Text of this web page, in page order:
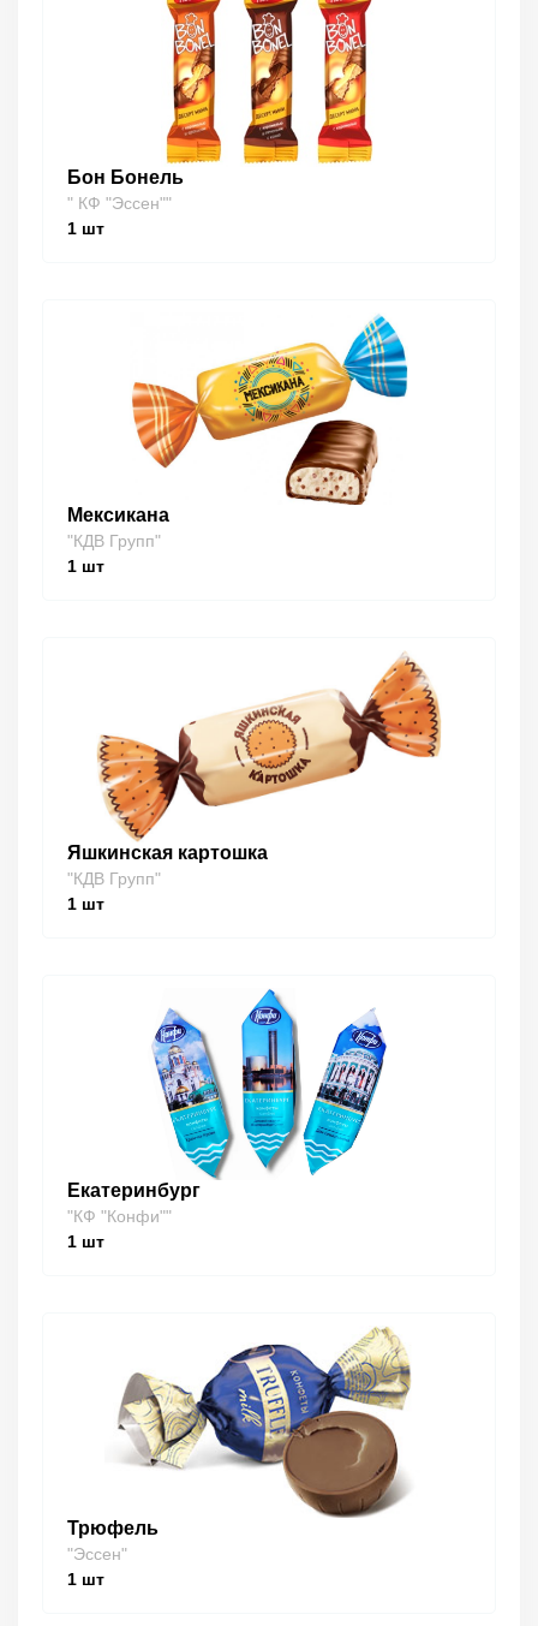
Бон Бонель
" КФ "Эссен""
1 шт
Мексикана
"КДВ Групп"
1 шт
Яшкинская картошка
"КДВ Групп"
1 шт
Екатеринбург
"КФ "Конфи""
1 шт
Трюфель
"Эссен"
1 шт